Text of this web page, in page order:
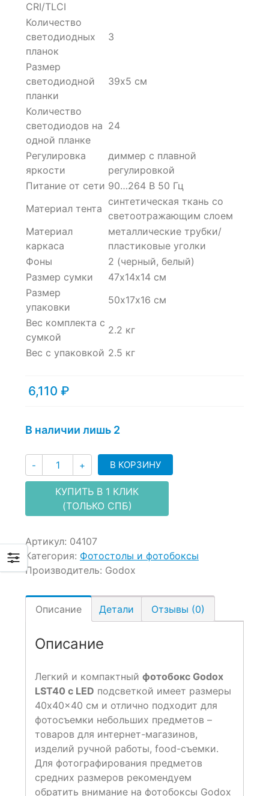
CRI/TLCI
Количество
светодиодных
планок
3
Размер
светодиодной
планки
39х5 см
Количество
светодиодов на
одной планке
24
Регулировка
яркости
диммер с плавной
регулировкой
Питание от сети 90…264 В 50 Гц
Материал тента
синтетическая ткань со
светоотражающим слоем
Материал
каркаса
металлические трубки/
пластиковые уголки
Фоны
2 (черный, белый)
Размер сумки
47х14х14 см
Размер
упаковки
50х17х16 см
Вес комплекта с
сумкой
2.2 кг
Вес с упаковкой 2.5 кг
6,110 ₽
В наличии лишь 2
- Количество
+ В КОРЗИНУ
КУПИТЬ В 1 КЛИК
(ТОЛЬКО СПБ)
Артикул: 04107
Категория: Фотостолы и фотобоксы
Производитель: Godox
Описание Детали Отзывы (0)
Описание
Легкий и компактный фотобокс Godox
LST40 с LED подсветкой имеет размеры
40x40x40 см и отлично подходит для
фотосъемки небольших предметов –
товаров для интернет-магазинов,
изделий ручной работы, food-съемки.
Для фотографирования предметов
средних размеров рекомендуем
обратить внимание на фотобоксы Godox